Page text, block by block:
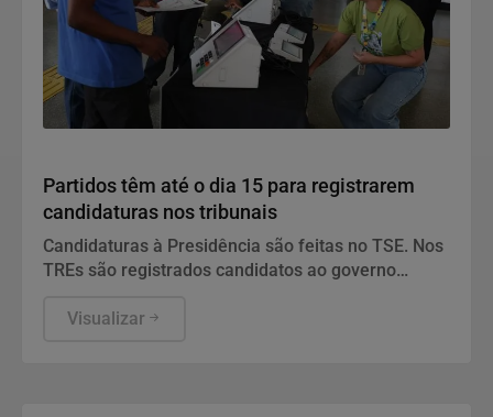
Partidos têm até o dia 15 para registrarem
candidaturas nos tribunais
Candidaturas à Presidência são feitas no TSE. Nos
TREs são registrados candidatos ao governo
assembleias estaduais e distrital.
Visualizar